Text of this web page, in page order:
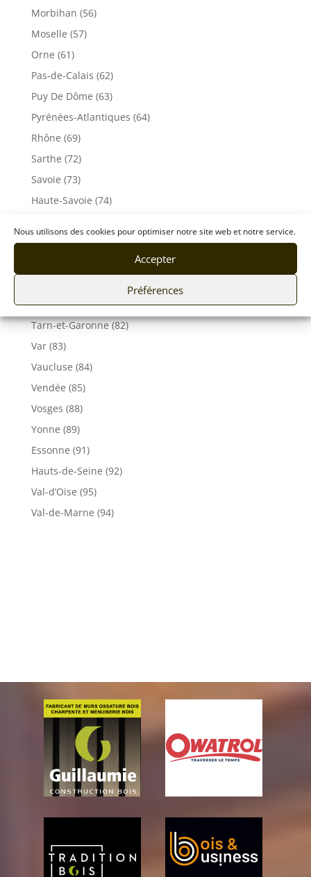
Nous utilisons des cookies pour optimiser notre site web et notre service.
Accepter
Préférences
Morbihan (56)
Moselle (57)
Orne (61)
Pas-de-Calais (62)
Puy De Dôme (63)
Pyrénées-Atlantiques (64)
Rhône (69)
Sarthe (72)
Savoie (73)
Haute-Savoie (74)
Seine-Maritime (76)
Tarn (81)
Tarn-et-Garonne (82)
Var (83)
Vaucluse (84)
Vendée (85)
Vosges (88)
Yonne (89)
Essonne (91)
Hauts-de-Seine (92)
Val-d’Oise (95)
Val-de-Marne (94)